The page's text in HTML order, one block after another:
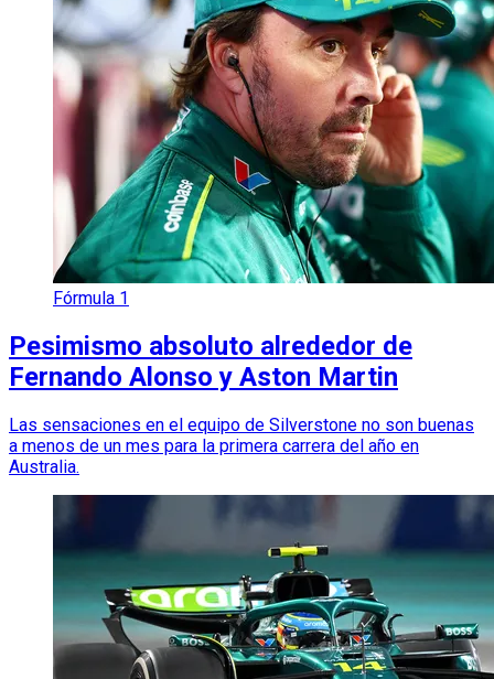
Fórmula 1
Pesimismo absoluto alrededor de
Fernando Alonso y Aston Martin
Las sensaciones en el equipo de Silverstone no son buenas
a menos de un mes para la primera carrera del año en
Australia.